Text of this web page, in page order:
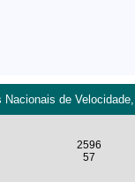
Nacionais de
2596
57